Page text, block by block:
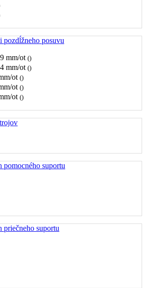
pozdĺžneho posuvu
mm/ot ()
mm/ot ()
ot ()
ot ()
ot ()
pomocného suportu
priečneho suportu